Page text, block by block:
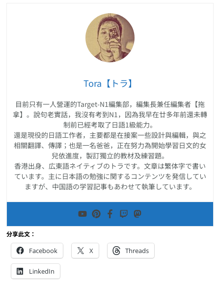
Tora【トラ】
目前只有一人營運的Target-N1編集部，編集長兼任編集者【拖
拿】。說句老實話，我沒有考到N1，因為我早在廿多年前還未轉
制前已經考取了日語1級能力。
還是現役的日語工作者，主要都是在接案一些設計與編輯，與之
相關翻譯、傳譯；也是一名爸爸，正在努力為開始學習日文的女
兒依進度，製訂獨立的教材及練習題。
香港出身、広東語ネイティブのトラです。文章は繁体字で書い
ています。主に日本語の勉強に関するコンテンツを発信してい
ますが、中国語の学習記事もあわせて執筆しています。
分享此文：
Facebook X Threads
LinkedIn